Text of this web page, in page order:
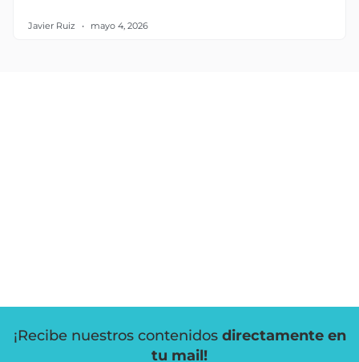
Javier Ruiz mayo 4, 2026
¡Recibe nuestros contenidos directamente en
tu mail!